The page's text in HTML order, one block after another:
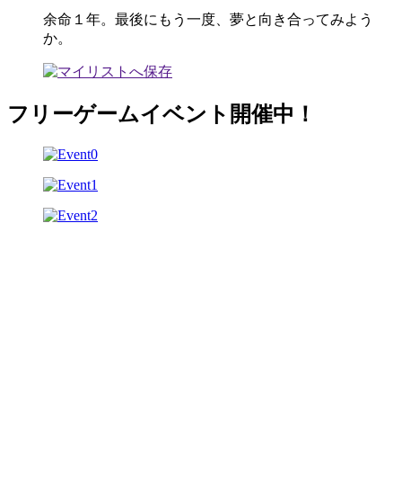
余命１年。最後にもう一度、夢と向き合ってみよう
か。
フリーゲームイベント開催中！